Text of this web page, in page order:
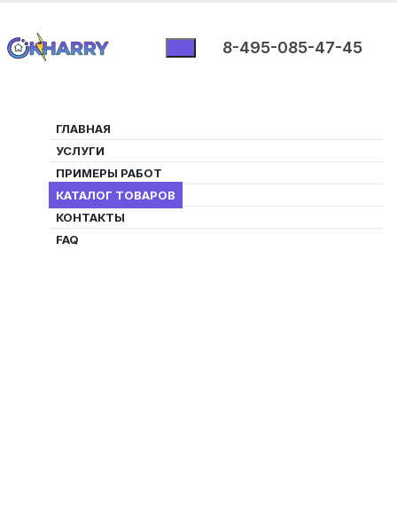
ГЛАВНАЯ
УСЛУГИ
ПРИМЕРЫ РАБОТ
КАТАЛОГ ТОВАРОВ
КОНТАКТЫ
FAQ
8-495-085-47-45
КАТАЛОГ ДАТЧИКИ УМНЫЕ ZIGBEE РЕЛЕ